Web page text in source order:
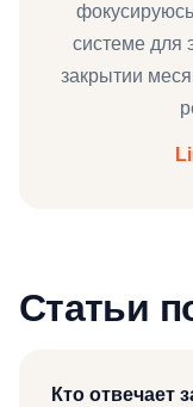
системе для
закрытии
Статьи
Кто отвечает